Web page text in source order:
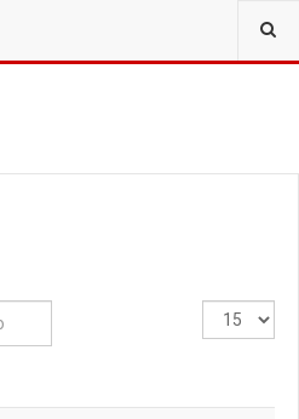
Cantidad
a